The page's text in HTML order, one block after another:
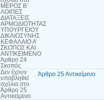
ΜΕΡΟΣ Β΄
ΛΟΙΠΕΣ
ΔΙΑΤΑΞΕΙΣ
ΑΡΜΟΔΙΟΤΗΤΑΣ
ΥΠΟΥΡΓΕΙΟΥ
ΔΙΚΑΙΟΣΥΝΗΣ
ΚΕΦΑΛΑΙΟ Α’
ΣΚΟΠΟΣ ΚΑΙ
ΑΝΤΙΚΕΙΜΕΝΟ
Άρθρο 24
Σκοπός
Δεν έχουν
υποβληθεί
σχόλια στο
Άρθρο 25
Αντικείμενο
Άρθρο 25 Αντικείμενο